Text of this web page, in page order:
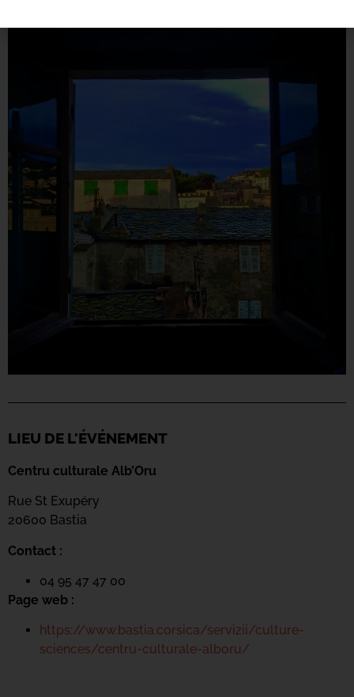
LIEU DE L'ÉVÉNEMENT
Centru culturale Alb’Oru
Rue St Exupéry
20600 Bastia
Contact :
04 95 47 47 00
Page web :
https://www.bastia.corsica/servizii/culture-
sciences/centru-culturale-alboru/